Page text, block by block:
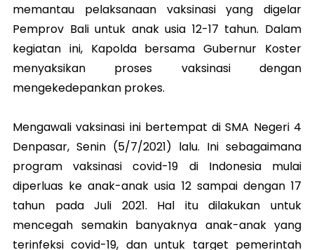
memantau pelaksanaan vaksinasi yang digelar
Pemprov Bali untuk anak usia 12-17 tahun. Dalam
kegiatan ini, Kapolda bersama Gubernur Koster
menyaksikan proses vaksinasi dengan
mengekedepankan prokes.
Mengawali vaksinasi ini bertempat di SMA Negeri 4
Denpasar, Senin (5/7/2021) lalu. Ini sebagaimana
program vaksinasi covid-19 di Indonesia mulai
diperluas ke anak-anak usia 12 sampai dengan 17
tahun pada Juli 2021. Hal itu dilakukan untuk
mencegah semakin banyaknya anak-anak yang
terinfeksi covid-19, dan untuk target pemerintah